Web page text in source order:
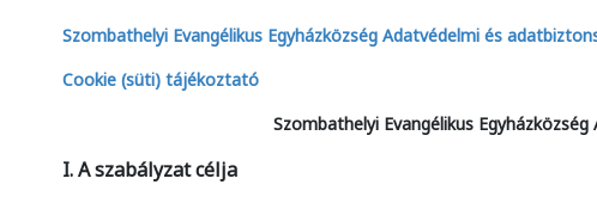
Szombathelyi Evangélikus Egyházközség Adatvédelmi és
Cookie (süti) tájékoztató
Szombathelyi Evangélikus
I. A szabályzat célja